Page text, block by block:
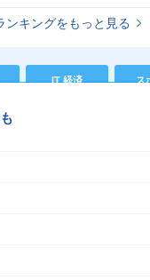
ンキングをもっと見る
IT 経済 ス